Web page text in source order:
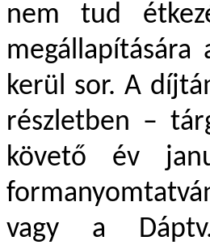
nem tud
megállapítására
kerül sor. A
részletben –
követő év
vagy a